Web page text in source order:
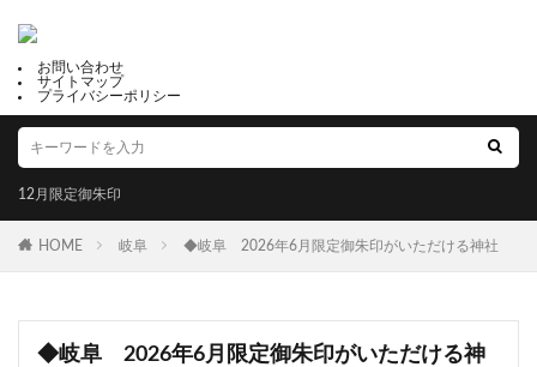
お問い合わせ
サイトマップ
プライバシーポリシー
12月限定御朱印
HOME 岐阜 ◆岐阜 2026年6月限定御朱印がいただける神社
◆岐阜 2026年6月限定御朱印がいただける神